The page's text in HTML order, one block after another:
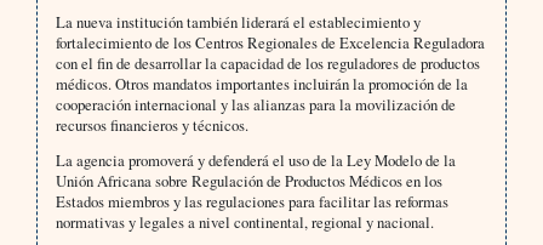
La nueva institución también liderará el establecimiento y
fortalecimiento de los Centros Regionales de Excelencia Reguladora
con el fin de desarrollar la capacidad de los reguladores de productos
médicos. Otros mandatos importantes incluirán la promoción de la
cooperación internacional y las alianzas para la movilización de
recursos financieros y técnicos.
La agencia promoverá y defenderá el uso de la Ley Modelo de la
Unión Africana sobre Regulación de Productos Médicos en los
Estados miembros y las regulaciones para facilitar las reformas
normativas y legales a nivel continental, regional y nacional.